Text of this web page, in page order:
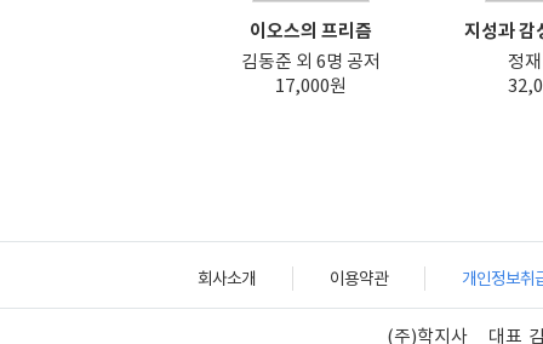
이오스의 프리즘
김동준 외 6명 공저
17,000원
지성과 감
정
회사소개 이용약관 개인정보취
(주)학지사 대표